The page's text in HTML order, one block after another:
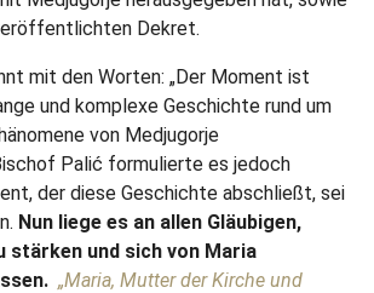
Dekret.
mit den Worten: „Der Moment ist
und komplexe Geschichte rund um
von Medjugorje
Palić formulierte es jedoch
der diese Geschichte abschließt, sei
Nun liege es an allen Gläubigen,
stärken und sich von Maria
„Maria, Mutter der Kirche und